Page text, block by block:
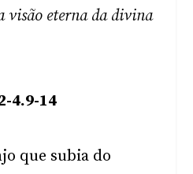
visão eterna da divina
4.9-14
que subia do